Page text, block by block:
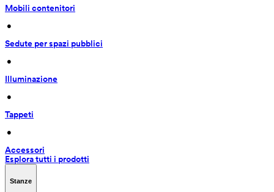
Mobili contenitori
•
Sedute per spazi pubblici
•
Illuminazione
•
Tappeti
•
Accessori
Esplora tutti i prodotti
Stanze